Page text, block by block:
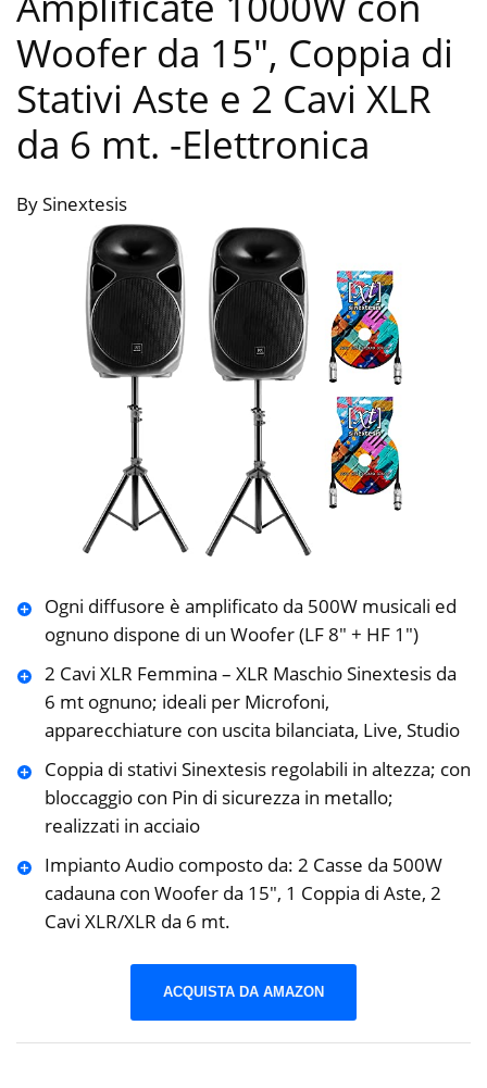
Woofer da 15″, Coppia di
Stativi Aste e 2 Cavi XLR
da 6 mt. -Elettronica
By Sinextesis
Ogni diffusore è amplificato da 500W musicali ed
ognuno dispone di un Woofer (LF 8″ + HF 1″)
2 Cavi XLR Femmina – XLR Maschio Sinextesis da
6 mt ognuno; ideali per Microfoni,
apparecchiature con uscita bilanciata, Live, Studio
Coppia di stativi Sinextesis regolabili in altezza; con
bloccaggio con Pin di sicurezza in metallo;
realizzati in acciaio
Impianto Audio composto da: 2 Casse da 500W
cadauna con Woofer da 15″, 1 Coppia di Aste, 2
Cavi XLR/XLR da 6 mt.
ACQUISTA DA AMAZON